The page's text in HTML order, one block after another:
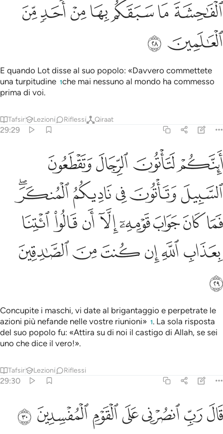
ﲞﲟﲠﲡﲢﲣﲤ
ﲥ ﲦ
E quando Lot disse al suo popolo: «Davvero commettete
una turpitudine 1che mai nessuno al mondo ha commesso
prima di voi.
Tafsir Lezioni Riflessi Qiraat
29:29
اينكم لتاتون الرجال وتقطعون السبيل وتاتون في ناديكم المنكر فما
أَئِنَّكُمْ لَتَأْتُونَ ٱلرِّجَالَ وَتَقْطَعُونَ ٱلسَّبِيلَ وَتَأْتُونَ فِى
ﲧﲨﲩﲪ
ﲫﲬﲭﲮﲯﲰ
ﲱﲲﲳﲴﲵﲶﲷﲸ
ﲹﲺﲻﲼﲽﲾ
ﲿ
Concupite i maschi, vi date al brigantaggio e perpetrate le
azioni più nefande nelle vostre riunioni» 1. La sola risposta
del suo popolo fu: «Attira su di noi il castigo di Allah, se sei
uno che dice il vero!».
Tafsir Lezioni Riflessi
29:30
قال رب انصرني على القوم المفسدين ٣٠
قَالَ رَبِّ ٱنصُرْنِى عَلَى ٱلْقَوْمِ ٱلْمُفْسِدِينَ ٣٠
ﳀﳁﳂﳃﳄﳅ ﳆ